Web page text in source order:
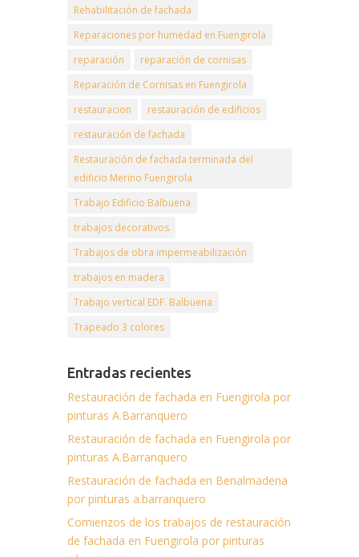
Rehabilitación de fachada
Reparaciones por humedad en Fuengirola
reparación
reparación de cornisas
Reparación de Cornisas en Fuengirola
restauracion
restauración de edificios
restauración de fachada
Restauración de fachada terminada del
edificio Merino Fuengirola
Trabajo Edificio Balbuena
trabajos decorativos
Trabajos de obra impermeabilización
trabajos en madera
Trabajo vertical EDF. Balbuena
Trapeado 3 colores
Entradas recientes
Restauración de fachada en Fuengirola por
pinturas A.Barranquero
Restauración de fachada en Fuengirola por
pinturas A.Barranquero
Restauración de fachada en Benalmadena
por pinturas a.barranquero
Comienzos de los trabajos de restauración
de fachada en Fuengirola por pinturas